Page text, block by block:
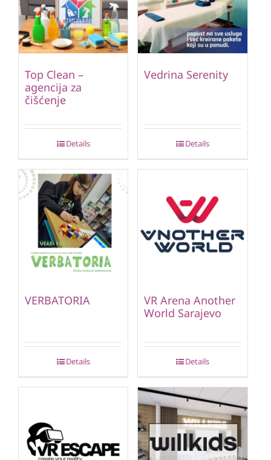
Top Clean –
agencija za
čišćenje
Details
Vedrina Serenity
Details
VERBATORIA
Details
VR Arena Another
World Sarajevo
Details